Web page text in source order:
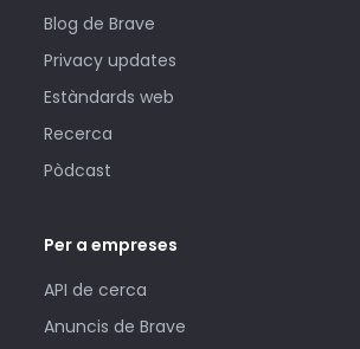
Blog de Brave
Privacy updates
Estàndards web
Recerca
Pòdcast
Per a empreses
API de cerca
Anuncis de Brave